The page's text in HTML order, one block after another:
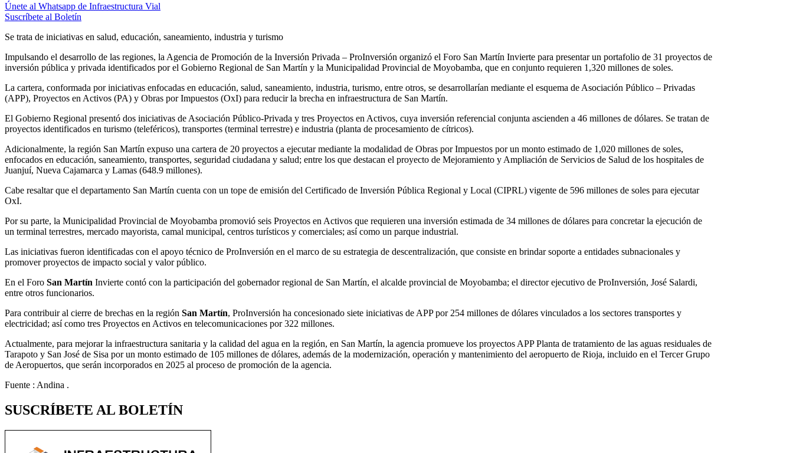
Únete al Whatsapp de Infraestructura Vial
Suscríbete al Boletín
Se trata de iniciativas en salud, educación, saneamiento, industria y turismo
Impulsando el desarrollo de las regiones, la Agencia de Promoción de la Inversión Privada – ProInversión organizó el Foro San Martín Invierte para presentar un portafolio de 31 proyectos de
inversión pública y privada identificados por el Gobierno Regional de San Martín y la Municipalidad Provincial de Moyobamba, que en conjunto requieren 1,320 millones de soles.
La cartera, conformada por iniciativas enfocadas en educación, salud, saneamiento, industria, turismo, entre otros, se desarrollarían mediante el esquema de Asociación Público – Privadas
(APP), Proyectos en Activos (PA) y Obras por Impuestos (OxI) para reducir la brecha en infraestructura de San Martín.
El Gobierno Regional presentó dos iniciativas de Asociación Público-Privada y tres Proyectos en Activos, cuya inversión referencial conjunta ascienden a 46 millones de dólares. Se tratan de
proyectos identificados en turismo (teleféricos), transportes (terminal terrestre) e industria (planta de procesamiento de cítricos).
Adicionalmente, la región San Martín expuso una cartera de 20 proyectos a ejecutar mediante la modalidad de Obras por Impuestos por un monto estimado de 1,020 millones de soles,
enfocados en educación, saneamiento, transportes, seguridad ciudadana y salud; entre los que destacan el proyecto de Mejoramiento y Ampliación de Servicios de Salud de los hospitales de
Juanjuí, Nueva Cajamarca y Lamas (648.9 millones).
Cabe resaltar que el departamento San Martín cuenta con un tope de emisión del Certificado de Inversión Pública Regional y Local (CIPRL) vigente de 596 millones de soles para ejecutar
OxI.
Por su parte, la Municipalidad Provincial de Moyobamba promovió seis Proyectos en Activos que requieren una inversión estimada de 34 millones de dólares para concretar la ejecución de
un terminal terrestres, mercado mayorista, camal municipal, centros turísticos y comerciales; así como un parque industrial.
Las iniciativas fueron identificadas con el apoyo técnico de ProInversión en el marco de su estrategia de descentralización, que consiste en brindar soporte a entidades subnacionales y
promover proyectos de impacto social y valor público.
En el Foro San Martín Invierte contó con la participación del gobernador regional de San Martín, el alcalde provincial de Moyobamba; el director ejecutivo de ProInversión, José Salardi,
entre otros funcionarios.
Para contribuir al cierre de brechas en la región San Martín, ProInversión ha concesionado siete iniciativas de APP por 254 millones de dólares vinculados a los sectores transportes y
electricidad; así como tres Proyectos en Activos en telecomunicaciones por 322 millones.
Actualmente, para mejorar la infraestructura sanitaria y la calidad del agua en la región, en San Martín, la agencia promueve los proyectos APP Planta de tratamiento de las aguas residuales de
Tarapoto y San José de Sisa por un monto estimado de 105 millones de dólares, además de la modernización, operación y mantenimiento del aeropuerto de Rioja, incluido en el Tercer Grupo
de Aeropuertos, que serán incorporados en 2025 al proceso de promoción de la agencia.
Fuente : Andina .
SUSCRÍBETE AL BOLETÍN